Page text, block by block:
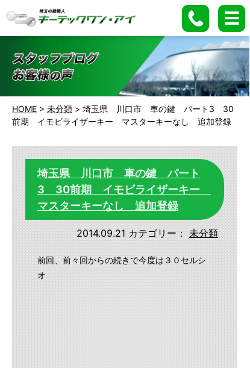
HOME > 未分類 > 埼玉県 川口市 車の鍵 パート3 30
前期 イモビライザーキー マスターキーなし 追加登録
埼玉県 川口市 車の鍵 パート
3 30前期 イモビライザーキー
マスターキーなし 追加登録
2014.09.21 カテゴリー： 未分類
前回、前々回からの続きで今度は３０セルシ
オ